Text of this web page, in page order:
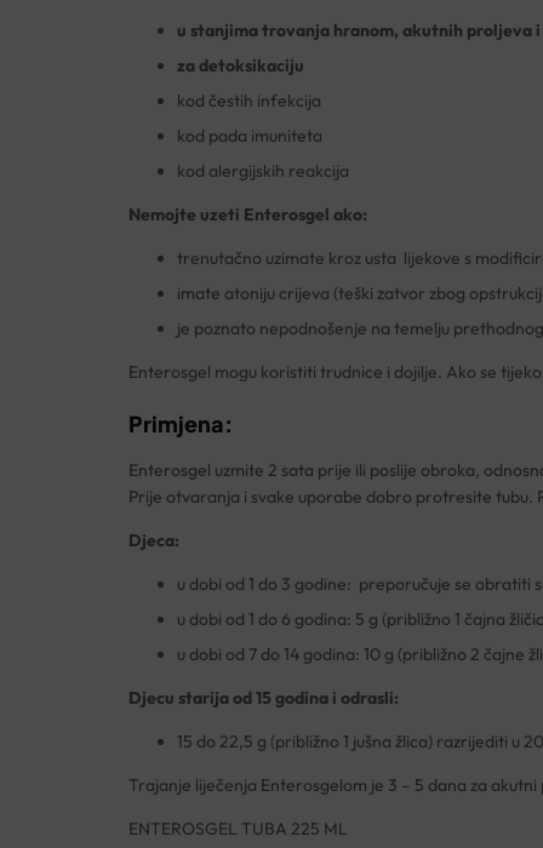
u stanjima trovanja hranom, akutnih proljeva
za detoksikaciju
kod čestih infekcija
kod pada imuniteta
kod alergijskih reakcija
Nemojte uzeti Enterosgel ako:
trenutačno uzimate kroz usta lijekove s
imate atoniju crijeva (teški zatvor zbog
je poznato nepodnošenje na temelju
Enterosgel mogu koristiti trudnice i dojilje. Ako se
Primjena:
Enterosgel uzmite 2 sata prije ili poslije obroka,
Prije otvaranja i svake uporabe dobro protresite
Djeca:
u dobi od 1 do 3 godine: preporučuje se obratiti
u dobi od 1 do 6 godina: 5 g (približno 1 čajna
u dobi od 7 do 14 godina: 10 g (približno 2 čajne
Djecu starija od 15 godina i odrasli:
15 do 22,5 g (približno 1 jušna žlica) razrijediti u
Trajanje liječenja Enterosgelom je 3 – 5 dana za
ENTEROSGEL TUBA 225 ML